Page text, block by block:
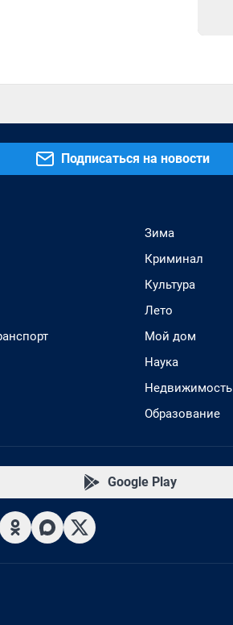
Подписаться на новости
Зима
Криминал
Культура
Лето
Мой дом
Наука
Недвижимость
Образование
Google Play